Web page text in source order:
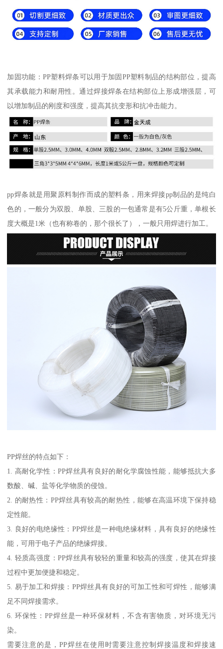
加固功能：PP塑料焊条可以用于加固PP塑料制品的结构部位，提高
其承载能力和耐用性。通过焊接焊条在结构部位上形成增强层，可
以增加制品的刚度和强度，提高其抗变形和抗冲击能力。
pp焊条就是用聚原料制作而成的塑料条，用来焊接pp制品的是纯白
色的，一般分为双股、单股、三股的一包通常是有5公斤重，单根长
度大概是1米（也有称卷的，那个很长了），一般只用焊进行加工。
PP焊丝的特点如下：
1. 高耐化学性：PP焊丝具有良好的耐化学腐蚀性能，能够抵抗大多
数酸、碱、盐等化学物质的侵蚀。
2. 的耐热性：PP焊丝具有较高的耐热性，能够在高温环境下保持稳
定性能。
3. 良好的电绝缘性：PP焊丝是一种电绝缘材料，具有良好的绝缘性
能，可用于电子产品的绝缘焊接。
4. 轻质高强度：PP焊丝具有较轻的重量和较高的强度，使其在焊接
过程中更加便捷和稳定。
5. 易于加工和焊接：PP焊丝具有良好的可加工性和可焊性，能够满
足不同焊接需求。
6. 环保性：PP焊丝是一种环保材料，不含有害物质，对环境无污
染。
需要注意的是，PP焊丝在使用时需要注意控制焊接温度和焊接速